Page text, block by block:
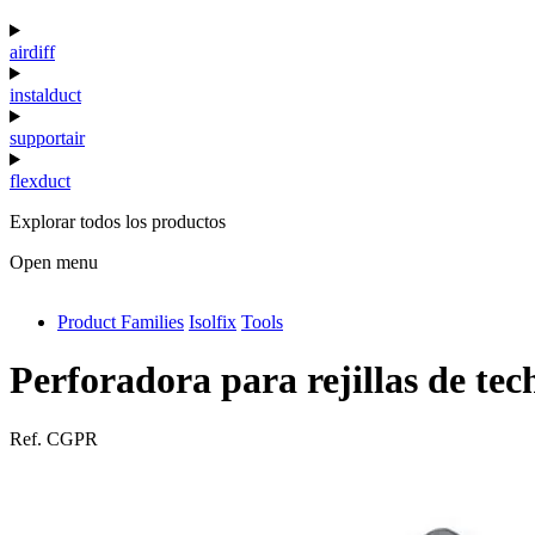
airdiff
instalduct
supportair
flexduct
Explorar todos los productos
Open menu
antivib
isolfix
Product Families Isolfix Tools
Perforadora para rejillas de
Ref. CGPR